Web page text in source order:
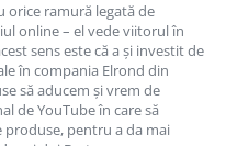
orice ramură legată de
online – el vede viitorul în
sens este că a şi investit de
în compania Elrond din
să aducem şi vrem de
de YouTube în care să
produse, pentru a da mai